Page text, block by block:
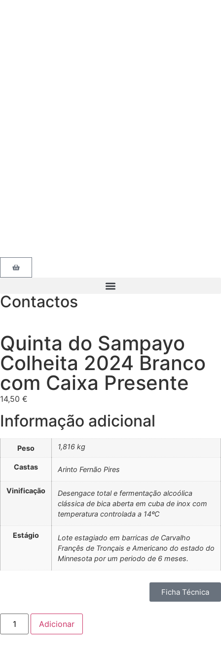
Contactos
Quinta do Sampayo
Colheita 2024 Branco
com Caixa Presente
14,50 €
Informação adicional
Peso 1,816 kg
Castas Arinto Fernão Pires
Vinificação
Desengace total e fermentação alcoólica
clássica de bica aberta em cuba de inox com
temperatura controlada a 14ºC
Estágio
Lote estagiado em barricas de Carvalho
Françês de Tronçais e Americano do estado do
Minnesota por um periodo de 6 meses.
Ficha Técnica
Adicionar